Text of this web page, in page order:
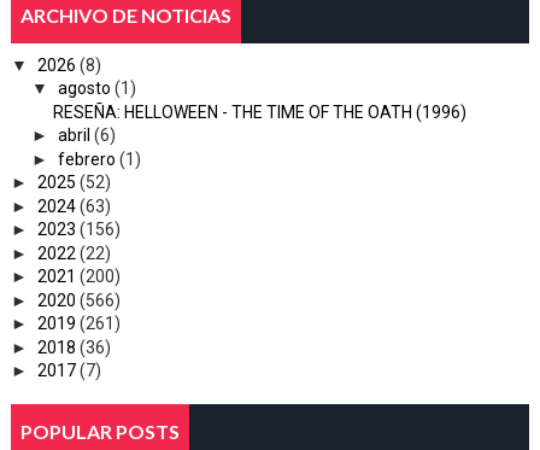
ARCHIVO DE NOTICIAS
▼ 2026 (8)
▼
agosto (1)
RESEÑA: HELLOWEEN - THE TIME OF THE OATH (1996)
► abril (6)
► febrero (1)
► 2025 (52)
► 2024(63)
► 2023 (156)
► 2022 (22)
► 2021 (200)
► 2020 (566)
► 2019 (261)
► 2018 (36)
► 2017(7)
POPULAR POSTS